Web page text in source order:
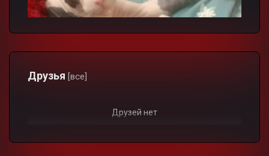
Друзья [все]
Друзей нет